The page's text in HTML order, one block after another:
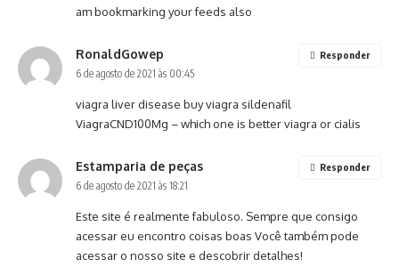
am bookmarking your feeds also
RonaldGowep
6 de agosto de 2021 às 00:45
viagra liver disease buy viagra sildenafil
ViagraCND100Mg – which one is better viagra or cialis
Responder
Estamparia de peças
6 de agosto de 2021 às 18:21
Este site é realmente fabuloso. Sempre que consigo
acessar eu encontro coisas boas Você também pode
acessar o nosso site e descobrir detalhes!
Responder